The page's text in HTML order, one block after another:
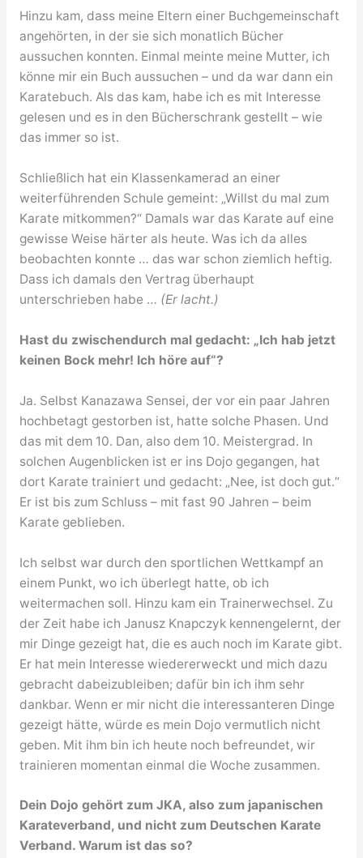
Hinzu kam, dass meine Eltern einer Buchgemeinschaft
angehörten, in der sie sich monatlich Bücher
aussuchen konnten. Einmal meinte meine Mutter, ich
könne mir ein Buch aussuchen – und da war dann ein
Karatebuch. Als das kam, habe ich es mit Interesse
gelesen und es in den Bücherschrank gestellt – wie
das immer so ist.
Schließlich hat ein Klassenkamerad an einer
weiterführenden Schule gemeint: „Willst du mal zum
Karate mitkommen?“ Damals war das Karate auf eine
gewisse Weise härter als heute. Was ich da alles
beobachten konnte … das war schon ziemlich heftig.
Dass ich damals den Vertrag überhaupt
unterschrieben habe … (Er lacht.)
Hast du zwischendurch mal gedacht: „Ich hab jetzt
keinen Bock mehr! Ich höre auf“?
Ja. Selbst Kanazawa Sensei, der vor ein paar Jahren
hochbetagt gestorben ist, hatte solche Phasen. Und
das mit dem 10. Dan, also dem 10. Meistergrad. In
solchen Augenblicken ist er ins Dojo gegangen, hat
dort Karate trainiert und gedacht: „Nee, ist doch gut.“
Er ist bis zum Schluss – mit fast 90 Jahren – beim
Karate geblieben.
Ich selbst war durch den sportlichen Wettkampf an
einem Punkt, wo ich überlegt hatte, ob ich
weitermachen soll. Hinzu kam ein Trainerwechsel. Zu
der Zeit habe ich Janusz Knapczyk kennengelernt, der
mir Dinge gezeigt hat, die es auch noch im Karate gibt.
Er hat mein Interesse wiedererweckt und mich dazu
gebracht dabeizubleiben; dafür bin ich ihm sehr
dankbar. Wenn er mir nicht die interessanteren Dinge
gezeigt hätte, würde es mein Dojo vermutlich nicht
geben. Mit ihm bin ich heute noch befreundet, wir
trainieren momentan einmal die Woche zusammen.
Dein Dojo gehört zum JKA, also zum japanischen
Karateverband, und nicht zum Deutschen Karate
Verband. Warum ist das so?